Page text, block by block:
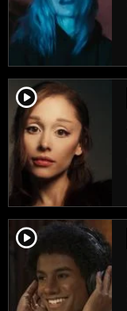
player2
player2